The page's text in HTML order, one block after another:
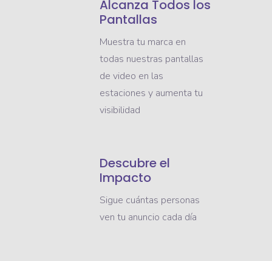
Alcanza Todos los
Pantallas
Muestra tu marca en
todas nuestras pantallas
de video en las
estaciones y aumenta tu
visibilidad
Descubre el
Impacto
Sigue cuántas personas
ven tu anuncio cada día